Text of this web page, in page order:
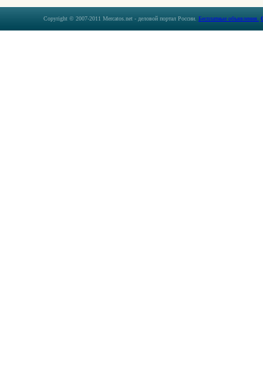
Copyright © 2007-2011 Mercatos.net - деловой портал России. Бесплатные объявления.